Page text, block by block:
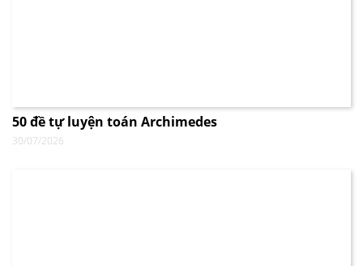
50 đề tự luyện toán Archimedes
30/07/2026